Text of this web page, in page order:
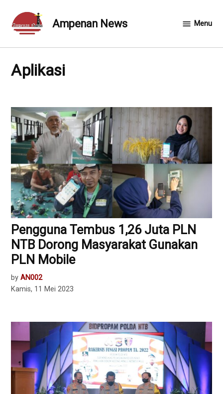
content
Ampenan News Menu
Aplikasi
Pengguna Tembus 1,26 Juta PLN
NTB Dorong Masyarakat Gunakan
PLN Mobile
by AN002
Kamis, 11 Mei 2023